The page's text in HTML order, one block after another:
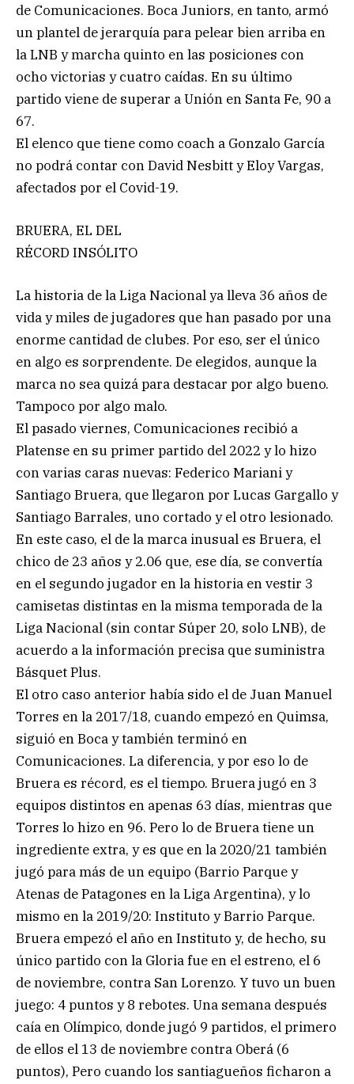
de Comunicaciones. Boca Juniors, en tanto, armó
un plantel de jerarquía para pelear bien arriba en
la LNB y marcha quinto en las posiciones con
ocho victorias y cuatro caídas. En su último
partido viene de superar a Unión en Santa Fe, 90 a
67.
El elenco que tiene como coach a Gonzalo García
no podrá contar con David Nesbitt y Eloy Vargas,
afectados por el Covid-19.
BRUERA, EL DEL
RÉCORD INSÓLITO
La historia de la Liga Nacional ya lleva 36 años de
vida y miles de jugadores que han pasado por una
enorme cantidad de clubes. Por eso, ser el único
en algo es sorprendente. De elegidos, aunque la
marca no sea quizá para destacar por algo bueno.
Tampoco por algo malo.
El pasado viernes, Comunicaciones recibió a
Platense en su primer partido del 2022 y lo hizo
con varias caras nuevas: Federico Mariani y
Santiago Bruera, que llegaron por Lucas Gargallo y
Santiago Barrales, uno cortado y el otro lesionado.
En este caso, el de la marca inusual es Bruera, el
chico de 23 años y 2.06 que, ese día, se convertía
en el segundo jugador en la historia en vestir 3
camisetas distintas en la misma temporada de la
Liga Nacional (sin contar Súper 20, solo LNB), de
acuerdo a la información precisa que suministra
Básquet Plus.
El otro caso anterior había sido el de Juan Manuel
Torres en la 2017/18, cuando empezó en Quimsa,
siguió en Boca y también terminó en
Comunicaciones. La diferencia, y por eso lo de
Bruera es récord, es el tiempo. Bruera jugó en 3
equipos distintos en apenas 63 días, mientras que
Torres lo hizo en 96. Pero lo de Bruera tiene un
ingrediente extra, y es que en la 2020/21 también
jugó para más de un equipo (Barrio Parque y
Atenas de Patagones en la Liga Argentina), y lo
mismo en la 2019/20: Instituto y Barrio Parque.
Bruera empezó el año en Instituto y, de hecho, su
único partido con la Gloria fue en el estreno, el 6
de noviembre, contra San Lorenzo. Y tuvo un buen
juego: 4 puntos y 8 rebotes. Una semana después
caía en Olímpico, donde jugó 9 partidos, el primero
de ellos el 13 de noviembre contra Oberá (6
puntos), Pero cuando los santiagueños ficharon a